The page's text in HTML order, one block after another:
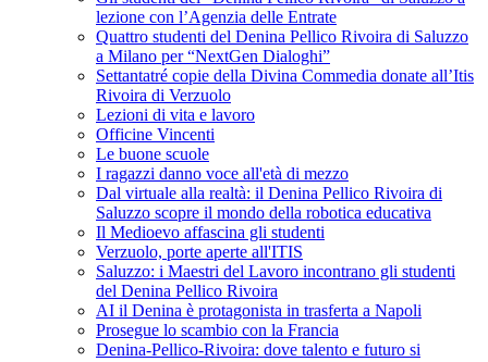
lezione con l’Agenzia delle Entrate
Quattro studenti del Denina Pellico Rivoira di Saluzzo
a Milano per “NextGen Dialoghi”
Settantatré copie della Divina Commedia donate all’Itis
Rivoira di Verzuolo
Lezioni di vita e lavoro
Officine Vincenti
Le buone scuole
I ragazzi danno voce all'età di mezzo
Dal virtuale alla realtà: il Denina Pellico Rivoira di
Saluzzo scopre il mondo della robotica educativa
Il Medioevo affascina gli studenti
Verzuolo, porte aperte all'ITIS
Saluzzo: i Maestri del Lavoro incontrano gli studenti
del Denina Pellico Rivoira
AI il Denina è protagonista in trasferta a Napoli
Prosegue lo scambio con la Francia
Denina-Pellico-Rivoira: dove talento e futuro si